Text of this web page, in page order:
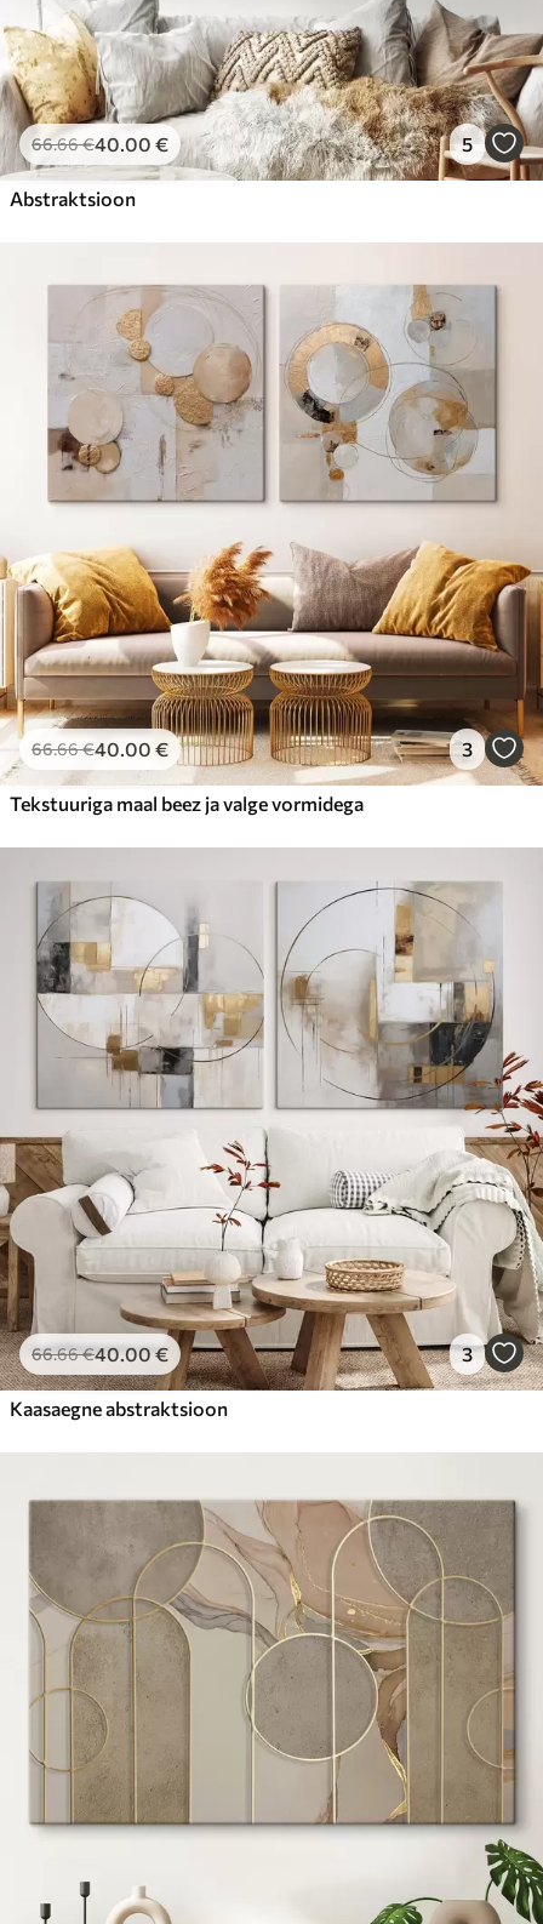
66.66€40.00 € 5
Abstraktsioon
66.66€40.00 € 3
Tekstuuriga maal beez ja valge vormidega
66.66€40.00 € 3
Kaasaegne abstraktsioon